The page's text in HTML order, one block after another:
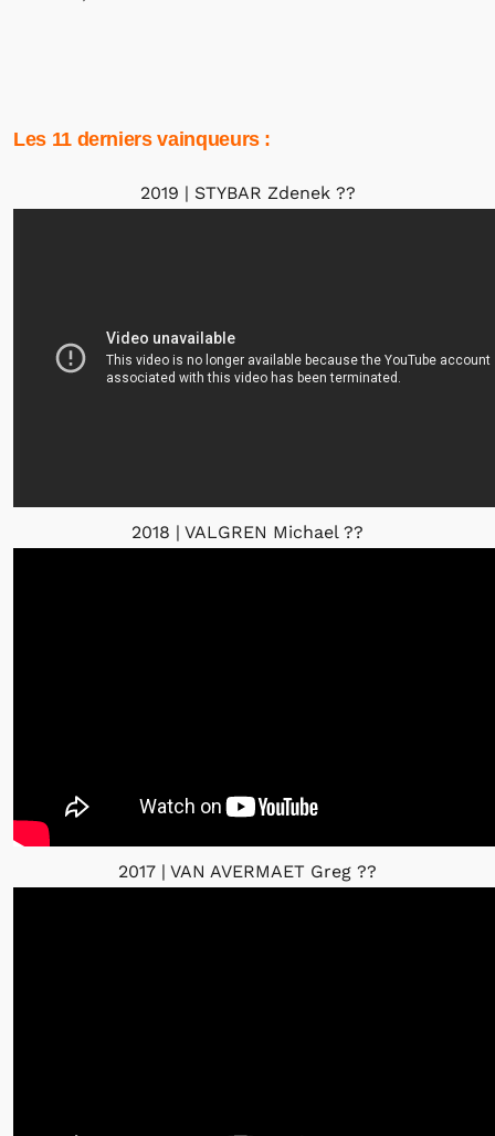
Les 11 derniers vainqueurs :
2019 | STYBAR Zdenek ??
2018 | VALGREN Michael ??
2017 | VAN AVERMAET Greg ??